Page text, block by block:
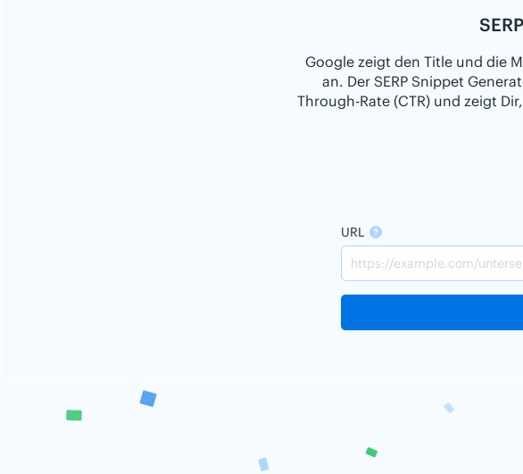
Google zeigt den Title und die
an. Der SERP Snippet
Through-Rate (CTR) und zeigt
URL